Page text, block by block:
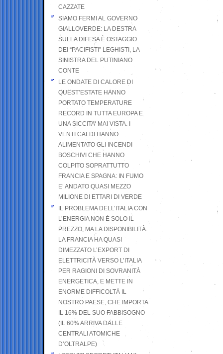
CAZZATE
SIAMO FERMI AL GOVERNO
GIALLOVERDE: LA DESTRA
SULLA DIFESA È OSTAGGIO
DEI “PACIFISTI” LEGHISTI, LA
SINISTRA DEL PUTINIANO
CONTE
LE ONDATE DI CALORE DI
QUEST’ESTATE HANNO
PORTATO TEMPERATURE
RECORD IN TUTTA EUROPA E
UNA SICCITA’ MAI VISTA. I
VENTI CALDI HANNO
ALIMENTATO GLI INCENDI
BOSCHIVI CHE HANNO
COLPITO SOPRATTUTTO
FRANCIA E SPAGNA: IN FUMO
E’ ANDATO QUASI MEZZO
MILIONE DI ETTARI DI VERDE
IL PROBLEMA DELL’ITALIA CON
L’ENERGIA NON È SOLO IL
PREZZO, MA LA DISPONIBILITÀ.
LA FRANCIA HA QUASI
DIMEZZATO L’EXPORT DI
ELETTRICITÀ VERSO L’ITALIA
PER RAGIONI DI SOVRANITÀ
ENERGETICA, E METTE IN
ENORME DIFFICOLTÀ IL
NOSTRO PAESE, CHE IMPORTA
IL 16% DEL SUO FABBISOGNO
(IL 60% ARRIVA DALLE
CENTRALI ATOMICHE
D’OLTRALPE)